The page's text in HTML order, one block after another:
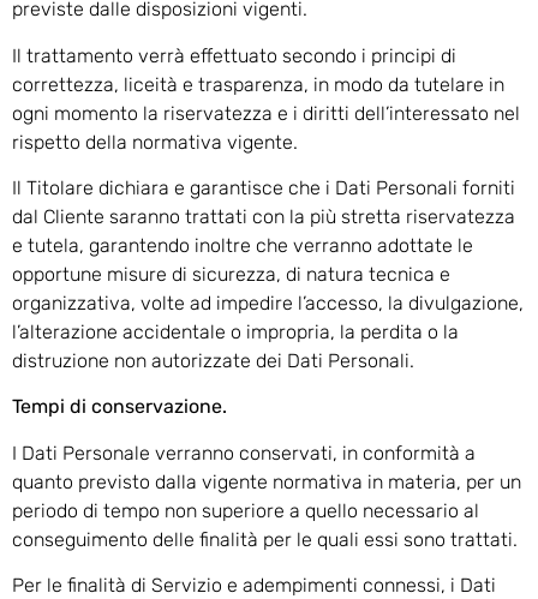
previste dalle disposizioni vigenti.
Il trattamento verrà effettuato secondo i principi di
correttezza, liceità e trasparenza, in modo da tutelare in
ogni momento la riservatezza e i diritti dell’interessato nel
rispetto della normativa vigente.
Il Titolare dichiara e garantisce che i Dati Personali forniti
dal Cliente saranno trattati con la più stretta riservatezza
e tutela, garantendo inoltre che verranno adottate le
opportune misure di sicurezza, di natura tecnica e
organizzativa, volte ad impedire l’accesso, la divulgazione,
l’alterazione accidentale o impropria, la perdita o la
distruzione non autorizzate dei Dati Personali.
Tempi di conservazione.
I Dati Personale verranno conservati, in conformità a
quanto previsto dalla vigente normativa in materia, per un
periodo di tempo non superiore a quello necessario al
conseguimento delle finalità per le quali essi sono trattati.
Per le finalità di Servizio e adempimenti connessi, i Dati